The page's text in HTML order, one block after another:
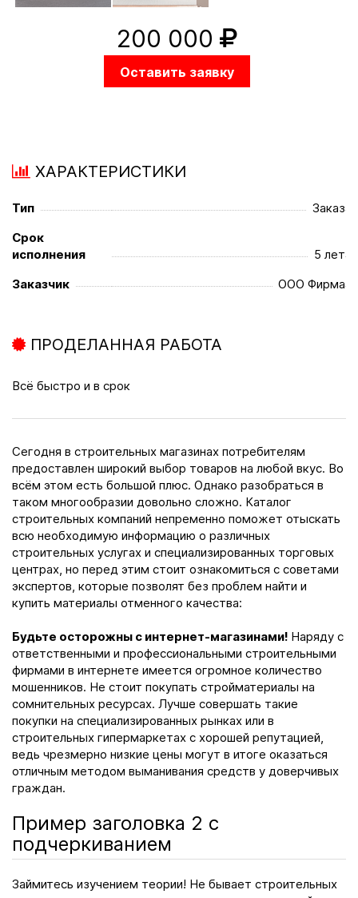
200 000
Оставить заявку
ХАРАКТЕРИСТИКИ
Тип
Заказ
Срок
исполнения
5 лет
Заказчик
ООО Фирма
ПРОДЕЛАННАЯ РАБОТА
Всё быстро и в срок
Сегодня в строительных магазинах потребителям
предоставлен широкий выбор товаров на любой вкус. Во
всём этом есть большой плюс. Однако разобраться в
таком многообразии довольно сложно. Каталог
строительных компаний непременно поможет отыскать
всю необходимую информацию о различных
строительных услугах и специализированных торговых
центрах, но перед этим стоит ознакомиться с советами
экспертов, которые позволят без проблем найти и
купить материалы отменного качества:
Будьте осторожны с интернет-магазинами! Наряду с
ответственными и профессиональными строительными
фирмами в интернете имеется огромное количество
мошенников. Не стоит покупать стройматериалы на
сомнительных ресурсах. Лучше совершать такие
покупки на специализированных рынках или в
строительных гипермаркетах с хорошей репутацией,
ведь чрезмерно низкие цены могут в итоге оказаться
отличным методом выманивания средств у доверчивых
граждан.
Пример заголовка 2 с
подчеркиванием
Займитесь изучением теории! Не бывает строительных